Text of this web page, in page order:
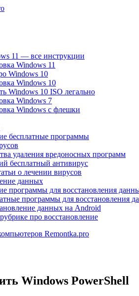
11 — все инструкции
Windows 11
Windows 10
Windows 10
Windows 10 ISO легально
Windows 7
Windows с флешки
бесплатные программы
удаления вредоносных программ
бесплатный антивирус
о лечении вирусов
данных
программы для восстановления
программы для восстановления
данных на Android
про восстановление
Windows PowerShell